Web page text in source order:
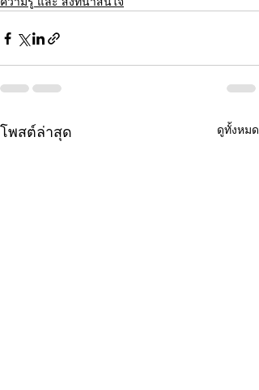
โพสต์ล่าสุด ดูทั้งหมด